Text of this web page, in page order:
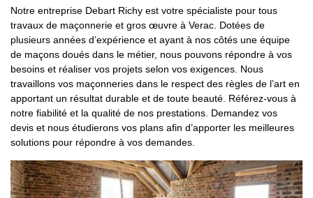
Notre entreprise Debart Richy est votre spécialiste pour tous
travaux de maçonnerie et gros œuvre à Verac. Dotées de
plusieurs années d’expérience et ayant à nos côtés une équipe
de maçons doués dans le métier, nous pouvons répondre à vos
besoins et réaliser vos projets selon vos exigences. Nous
travaillons vos maçonneries dans le respect des règles de l’art en
apportant un résultat durable et de toute beauté. Référez-vous à
notre fiabilité et la qualité de nos prestations. Demandez vos
devis et nous étudierons vos plans afin d’apporter les meilleures
solutions pour répondre à vos demandes.